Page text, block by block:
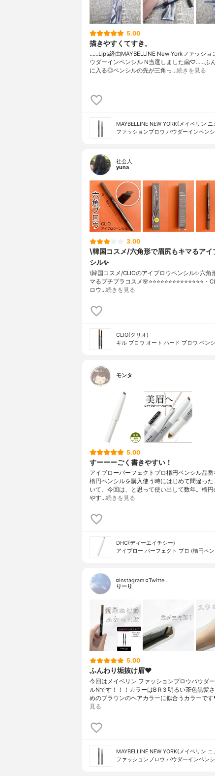
5.00
描きやすくてすき。
……Lips経由MAYBELLINE New Yorkファッショ
ウダーインペンシル N当選しました🤗♡……ふ
に入る◎ペンシルの先が三角っ…続きを見る
MAYBELLINE NEW YORK(メイベリン
ファッションブロウ パウダーイン​ペン
社会人
yuna
3.00
\韓国コスメ/六角形で眉尻もキマるアイ
シル✨
\韓国コスメ/CLIOのアイブロウペンシル✨六角
マるプチプラコスメ🌸⭐️⭐️⭐️⭐️⭐️⭐️⭐️⭐️⭐️⭐️⭐️⭐️⭐️⭐️
ロウ…続きを見る
CLIO(クリオ)
キル ブロウ オート ハード ブロウ ペン
モンタ
5.00
すーーーごく書きやすい！
アイブローパーフェクトプロ楕円ペンシル品番
楕円ペンシルを購入使う時にはじめて間違っ
いて、今回は、と思って使い出して数年。楕円
やす…続きを見る
DHC(ディーエイチシー)
アイブロー パーフェクト プロ (楕円ペ
◽️Instagram ◽️Twitte…
りーり
5.00
ふんわり垢抜け眉❤️
今回はメイベリン ファッションブロウパウダ
ルNです！！！カラーはB R 3 明るい茶色黒髪
めのブラウンのヘアカラーに似合うカラーで
見る
MAYBELLINE NEW YORK(メイベリン
ファッションブロウ パウダーイン​ペン